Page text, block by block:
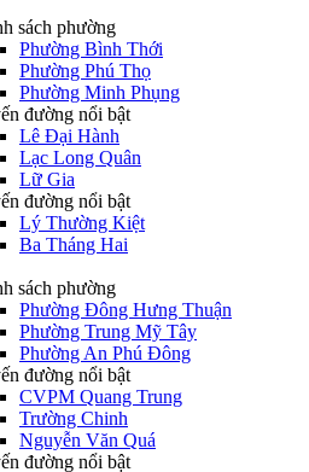
sách phường
Phường Bình Thới
Phường Phú Thọ
Phường Minh Phụng
đường nổi bật
Lê Đại Hành
Lạc Long Quân
Lữ Gia
đường nổi bật
Lý Thường Kiệt
Ba Tháng Hai
sách phường
Phường Đông Hưng Thuận
Phường Trung Mỹ Tây
Phường An Phú Đông
đường nổi bật
CVPM Quang Trung
Trường Chinh
Nguyễn Văn Quá
đường nổi bật